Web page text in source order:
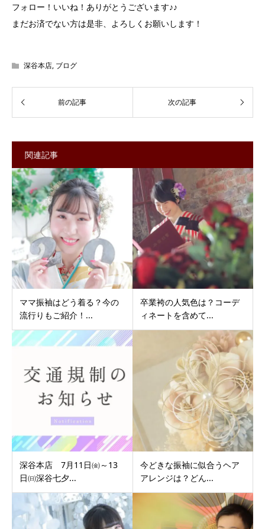
フォロー！いいね！ありがとうございます♪♪
まだお済でない方は是非、よろしくお願いします！
深谷本店, ブログ
関連記事
ママ振袖はどう着る？今の
流行りもご紹介！...
卒業袴の人気色は？コーデ
ィネートを含めて...
深谷本店 7月11日㈮～13
日㈰深谷七夕...
今どきな振袖に似合うヘア
アレンジは？どん...